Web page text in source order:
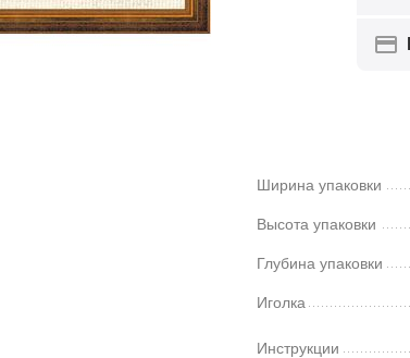
Ширина упаковки
Высота упаковки
Глубина упаковки
Иголка
Инструкции